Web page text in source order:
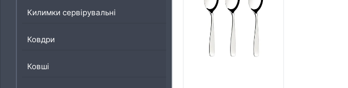
Килимки сервірувальні
Ковдри
Ковші